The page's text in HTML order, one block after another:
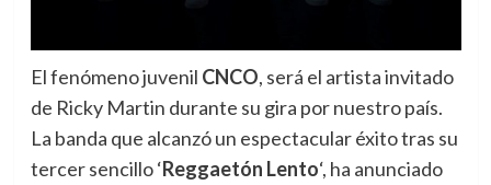
El fenómeno juvenil CNCO, será el artista invitado
de Ricky Martin durante su gira por nuestro país.
La banda que alcanzó un espectacular éxito tras su
tercer sencillo ‘Reggaetón Lento‘, ha anunciado